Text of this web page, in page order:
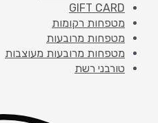
GIFT CARD
מטפחות רקומות
מטפחות מרובעות
מטפחות מרובעות מעוצבות
טורבני רשת